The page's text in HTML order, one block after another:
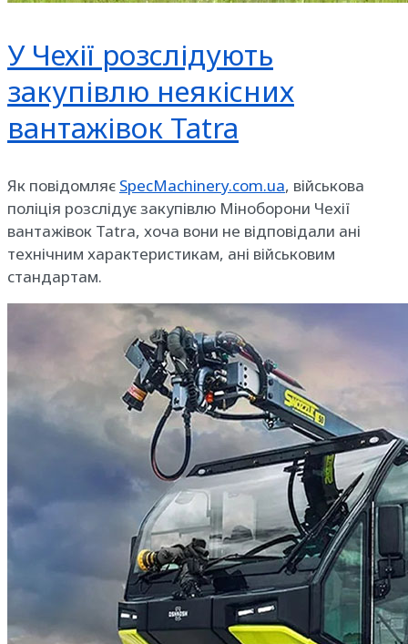
У Чехії розслідують
закупівлю неякісних
вантажівок Tatra
Як повідомляє SpecMachinery.com.ua, військова
поліція розслідує закупівлю Міноборони Чехії
вантажівок Tatra, хоча вони не відповідали ані
технічним характеристикам, ані військовим
стандартам.